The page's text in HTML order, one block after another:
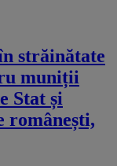
străinătate
muniții
Stat și
românești,